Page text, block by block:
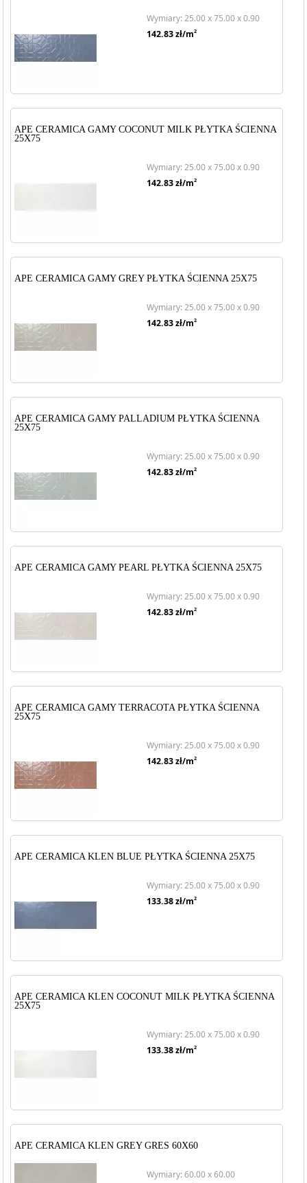
Wymiary: 25.00 x 75.00 x 0.90
142.83zł/m2
APE CERAMICA GAMY COCONUT MILK PŁYTKA ŚCIENNA
25X75
Wymiary: 25.00 x 75.00 x 0.90
142.83zł/m2
APE CERAMICA GAMY GREY PŁYTKA ŚCIENNA 25X75
Wymiary: 25.00 x 75.00 x 0.90
142.83zł/m2
APE CERAMICA GAMY PALLADIUM PŁYTKA ŚCIENNA
25X75
Wymiary: 25.00 x 75.00 x 0.90
142.83zł/m2
APE CERAMICA GAMY PEARL PŁYTKA ŚCIENNA 25X75
Wymiary: 25.00 x 75.00 x 0.90
142.83zł/m2
APE CERAMICA GAMY TERRACOTA PŁYTKA ŚCIENNA
25X75
Wymiary: 25.00 x 75.00 x 0.90
142.83zł/m2
APE CERAMICA KLEN BLUE PŁYTKA ŚCIENNA 25X75
Wymiary: 25.00 x 75.00 x 0.90
133.38zł/m2
APE CERAMICA KLEN COCONUT MILK PŁYTKA ŚCIENNA
25X75
Wymiary: 25.00 x 75.00 x 0.90
133.38zł/m2
APE CERAMICA KLEN GREY GRES 60X60
Wymiary: 60.00 x 60.00